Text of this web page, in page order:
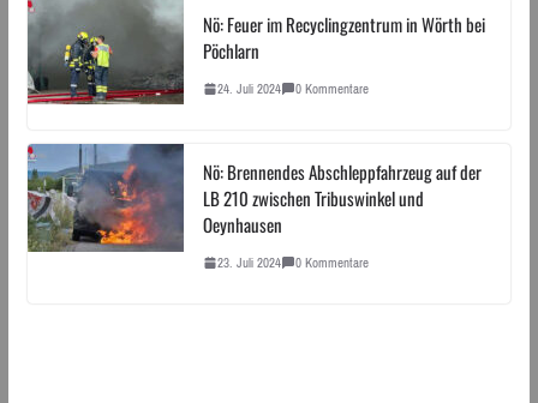
Nö: Feuer im Recyclingzentrum in Wörth bei
Pöchlarn
24. Juli 2024 0 Kommentare
Nö: Brennendes Abschleppfahrzeug auf der
LB 210 zwischen Tribuswinkel und
Oeynhausen
23. Juli 2024 0 Kommentare